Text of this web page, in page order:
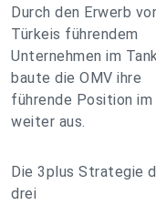
Durch den Erwerb
Türkeis führendem
Unternehmen im
baute die OMV ihre
führende Position
weiter aus.
Die 3plus Strategie
drei